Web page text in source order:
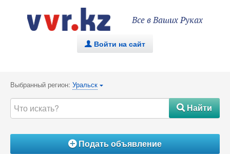
Все в Ваших Руках
. Войти на сайт
Выбранный регион: Уральск {
#Найти
ÁПодать объявление